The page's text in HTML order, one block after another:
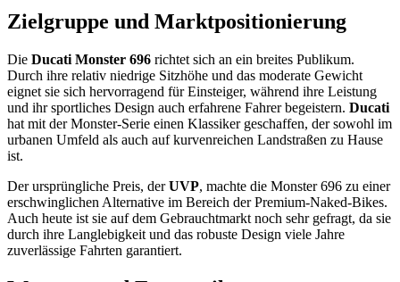
Zielgruppe und Marktpositionierung
Die Ducati Monster 696 richtet sich an ein breites Publikum.
Durch ihre relativ niedrige Sitzhöhe und das moderate Gewicht
eignet sie sich hervorragend für Einsteiger, während ihre Leistung
und ihr sportliches Design auch erfahrene Fahrer begeistern. Ducati
hat mit der Monster-Serie einen Klassiker geschaffen, der sowohl im
urbanen Umfeld als auch auf kurvenreichen Landstraßen zu Hause
ist.
Der ursprüngliche Preis, derUVP, machte die Monster 696 zu einer
erschwinglichen Alternative im Bereich der Premium-Naked-Bikes.
Auch heute ist sie auf dem Gebrauchtmarkt noch sehr gefragt, da sie
durch ihre Langlebigkeit und das robuste Design viele Jahre
zuverlässige Fahrten garantiert.